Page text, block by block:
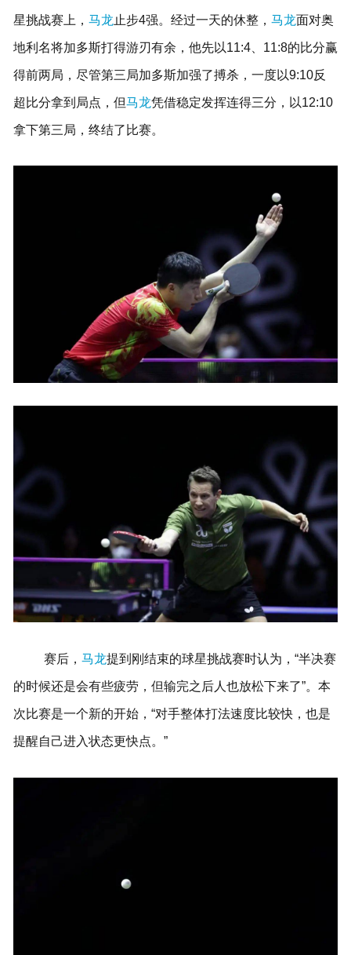
星挑战赛上， 马龙 止步4强。经过一天的休整， 马龙面对奥
地利名将加多斯打得游刃有余，他先以11:4、11:8的比分赢
得前两局，尽管第三局加多斯加强了搏杀，一度以9:10反
超比分拿到局点，但马龙凭借稳定发挥连得三分，以12:10
拿下第三局，终结了比赛。
赛后，马龙提到刚结束的球星挑战赛时认为，“半决赛
的时候还是会有些疲劳，但输完之后人也放松下来了”。本
次比赛是一个新的开始，“对手整体打法速度比较快，也是
提醒自己进入状态更快点。”